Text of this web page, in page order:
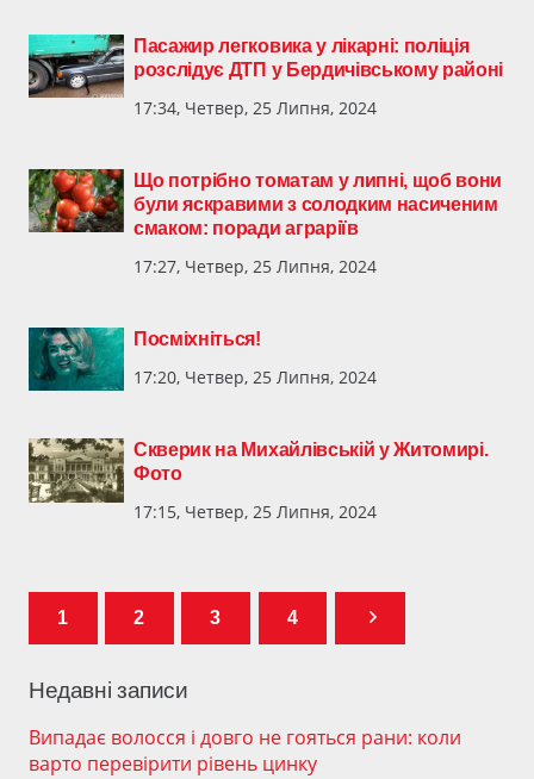
Пасажир легковика у лікарні: поліція
розслідує ДТП у Бердичівському районі
17:34, Четвер, 25 Липня, 2024
Що потрібно томатам у липні, щоб вони
були яскравими з солодким насиченим
смаком: поради аграріїв
17:27, Четвер, 25 Липня, 2024
Посміхніться!
17:20, Четвер, 25 Липня, 2024
Скверик на Михайлівській у Житомирі.
Фото
17:15, Четвер, 25 Липня, 2024
1 2 3 4
Недавні записи
Випадає волосся і довго не гояться рани: коли
варто перевірити рівень цинку